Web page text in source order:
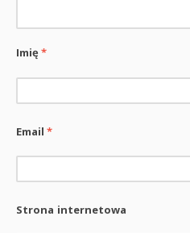
Imię*
Email*
Strona internetowa